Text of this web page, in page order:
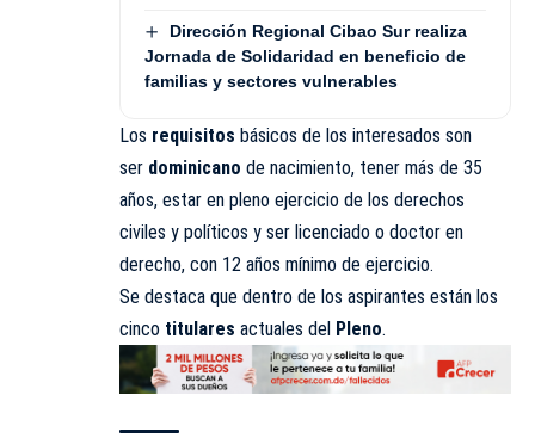
Dirección Regional Cibao Sur realiza
Jornada de Solidaridad en beneficio de
familias y sectores vulnerables
Los requisitos básicos de los interesados son
ser dominicano de nacimiento, tener más de 35
años, estar en pleno ejercicio de los derechos
civiles y políticos y ser licenciado o doctor en
derecho, con 12 años mínimo de ejercicio.
Se destaca que dentro de los aspirantes están los
cinco titulares actuales del Pleno.